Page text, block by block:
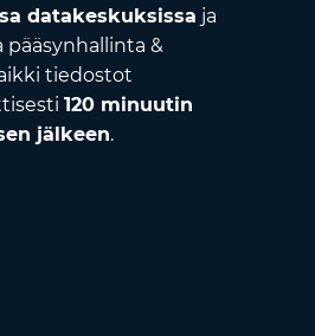
datakeskuksissa ja
&
tiedostot
120 minuutin
jälkeen.